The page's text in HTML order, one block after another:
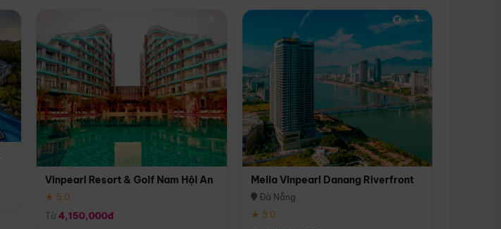
Vinpearl Resort & Golf Nam Hội An
★ 5.0
Từ4,150,000đ
Melia Vinpearl Danang Riverfront
Đà Nẵng
★ 5.0